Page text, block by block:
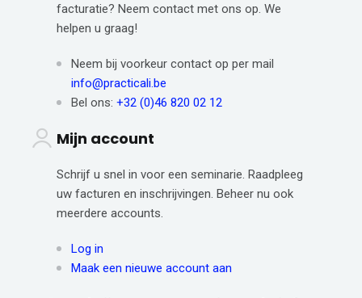
facturatie? Neem contact met ons op. We
helpen u graag!
Neem bij voorkeur contact op per mail
info@practicali.be
Bel ons: +32 (0)46 820 02 12
Mijn account
Schrijf u snel in voor een seminarie. Raadpleeg
uw facturen en inschrijvingen. Beheer nu ook
meerdere accounts.
Log in
Maak een nieuwe account aan